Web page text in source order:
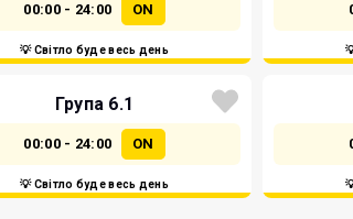
00:00 - 24:00 ON
💡 Світло буде весь день
Група 6.1
00:00 - 24:00 ON
💡 Світло буде весь день